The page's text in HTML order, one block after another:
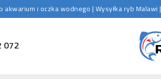
akwarium i oczka wodnego | Wysyłka ryb
072